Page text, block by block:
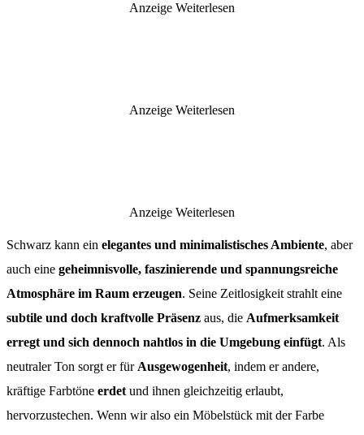
Anzeige Weiterlesen
Anzeige Weiterlesen
Anzeige Weiterlesen
Schwarz kann ein elegantes und minimalistisches Ambiente, aber
auch eine geheimnisvolle, faszinierende und spannungsreiche
Atmosphäre im Raum erzeugen. Seine Zeitlosigkeit strahlt eine
subtile und doch kraftvolle Präsenz aus, die Aufmerksamkeit
erregt und sich dennoch nahtlos in die Umgebung einfügt. Als
neutraler Ton sorgt er für Ausgewogenheit, indem er andere,
kräftige Farbtöne erdet und ihnen gleichzeitig erlaubt,
hervorzustechen. Wenn wir also ein Möbelstück mit der Farbe